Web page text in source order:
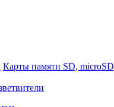
Карты памяти SD, microSD